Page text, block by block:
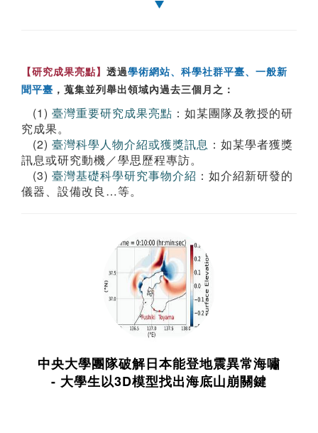
【研究成果亮點】 透過學術網站、科學社群平臺、一般新
聞平臺 ，蒐集並列舉出領域內過去三個月之：
(1) 臺灣重要研究成果亮點 ：如某團隊及教授的研
究成果。
(2) 臺灣科學人物介紹或獲獎訊息 ：如某學者獲獎
訊息或研究動機／學思歷程專訪。
(3) 臺灣基礎科學研究事物介紹 ：如介紹新研發的
儀器、設備改良…等。
中央大學團隊破解日本能登地震異常海嘯
- 大學生以3D模型找出海底山崩關鍵